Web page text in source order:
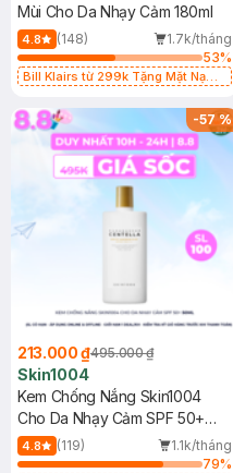
Mùi Cho Da Nhạy Cảm 180ml
4.8 (148)
1.7k/tháng
53%
Bill Klairs từ 299k Tặng Mặt Nạ
25ml (SL Có Hạn)
-57%
213.000 ₫495.000 ₫
Skin1004
Kem Chống Nắng Skin1004
Cho Da Nhạy Cảm SPF 50+
50ml
4.8 (119)
1.1k/tháng
79%